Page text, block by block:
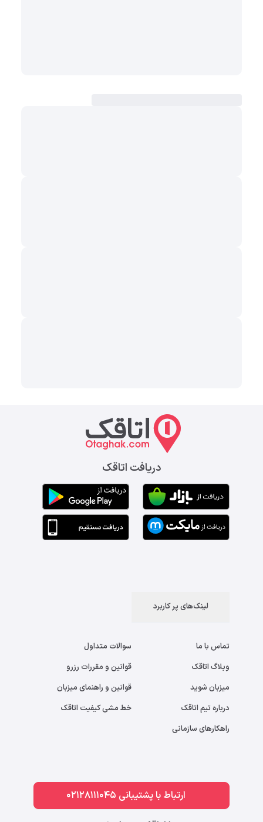
دریافت اتاقک
لینک‌های پر کاربرد
تماس با ما
وبلاگ اتاقک
میزبان شوید
درباره تیم اتاقک
راهکارهای سازمانی
سوالات متداول
قوانین و مقررات رزرو
قوانین و راهنمای میزبان
خط مشی کیفیت اتاقک
ارتباط با پشتیبانی 02128111045